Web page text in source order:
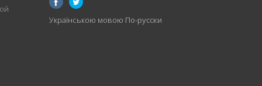
Українською мовою По-русски